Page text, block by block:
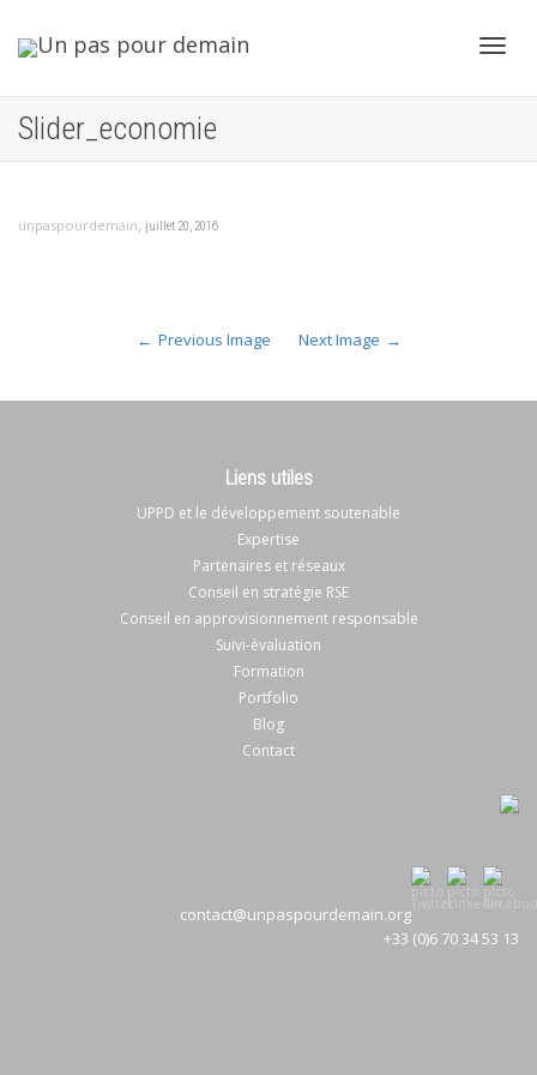
Slider_economie
unpaspourdemain, juillet 20, 2016
Previous Image Next Image
Liens utiles
UPPD et le développement soutenable
Expertise
Partenaires et réseaux
Conseil en stratégie RSE
Conseil en approvisionnement responsable
Suivi-évaluation
Formation
Portfolio
Blog
Contact
contact@unpaspourdemain.org
+33 (0)6 70 34 53 13